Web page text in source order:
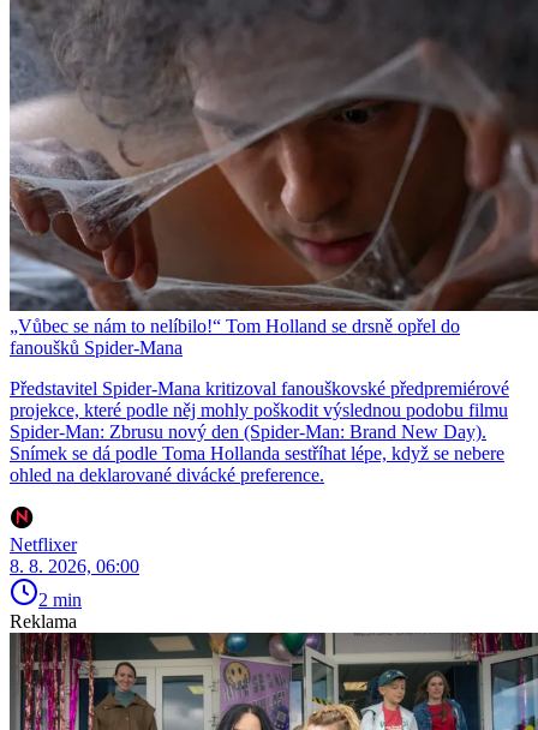
„Vůbec se nám to nelíbilo!“ Tom Holland se drsně opřel do
fanoušků Spider-Mana
Představitel Spider-Mana kritizoval fanouškovské předpremiérové
projekce, které podle něj mohly poškodit výslednou podobu filmu
Spider-Man: Zbrusu nový den (Spider-Man: Brand New Day).
Snímek se dá podle Toma Hollanda sestříhat lépe, když se nebere
ohled na deklarované divácké preference.
Netflixer
8. 8. 2026, 06:00
2 min
Reklama